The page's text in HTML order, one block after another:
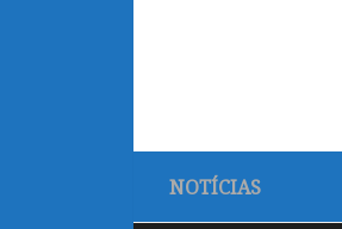
NOTÍCIAS